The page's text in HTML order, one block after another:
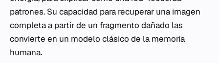
patrones. Su capacidad para recuperar una imagen
completa a partir de un fragmento dañado las
convierte en un modelo clásico de la memoria
humana.